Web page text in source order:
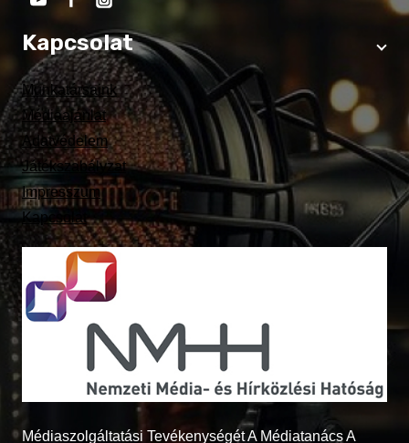
Kapcsolat
Munkatársaink
Médiaajánlat
Adatvédelem
Játékszabályzat
Impresszum
Kapcsolat
Médiaszolgáltatási Tevékenységét A Médiatanács A